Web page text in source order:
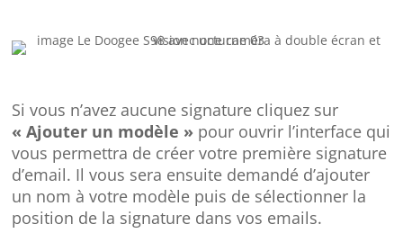
Si vous n’avez aucune signature cliquez sur
« Ajouter un modèle » pour ouvrir l’interface qui
vous permettra de créer votre première signature
d’email. Il vous sera ensuite demandé d’ajouter
un nom à votre modèle puis de sélectionner la
position de la signature dans vos emails.